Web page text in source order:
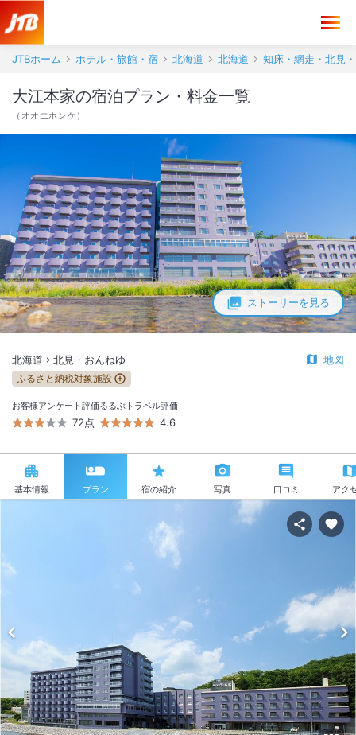
JTBホーム ホテル・旅館・宿 北海道 北海道 知床・網走・北見
ストーリーを見る
大江本家の宿泊プラン・料金一覧
（ オオエホンケ ）
北海道 北見・おんねゆ 地図
ふるさと納税対象施設
お客様アンケート評価
72点
るるぶトラベル評価
4.6
基本情報 プラン 宿の紹介 写真 口コミ アク